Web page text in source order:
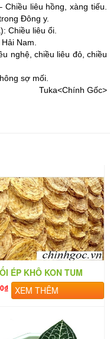
Chiều liêu hồng, xàng tiếu.
Đông y.
Chiều liêu ổi.
Nam.
nghệ, chiều liêu đỏ, chiều
sợ mối.
Tuka<Chính Gốc>
ÉP KHÔ KON TUM
XEM THÊM